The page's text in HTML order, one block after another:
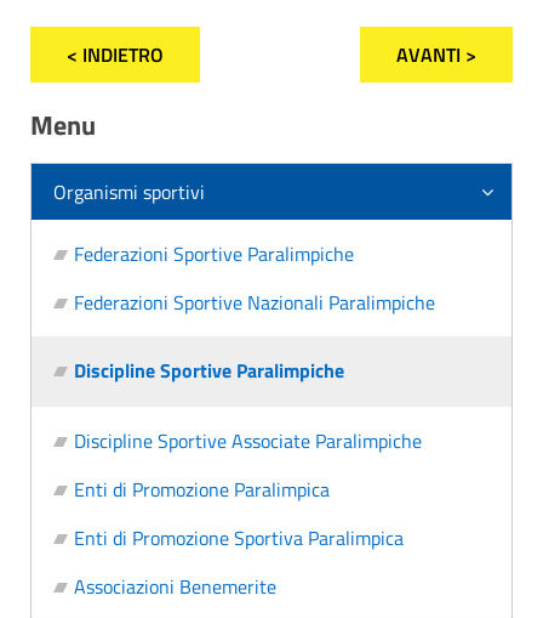
< INDIETRO AVANTI >
Menu
Organismi sportivi
Federazioni Sportive Paralimpiche
Federazioni Sportive Nazionali Paralimpiche
Discipline Sportive Paralimpiche
Discipline Sportive Associate Paralimpiche
Enti di Promozione Paralimpica
Enti di Promozione Sportiva Paralimpica
Associazioni Benemerite